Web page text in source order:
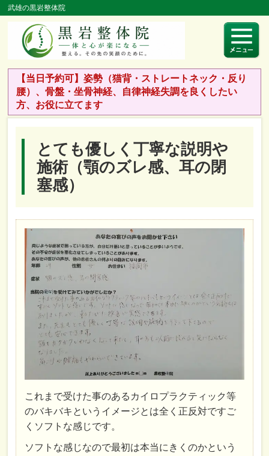
武雄の黒岩整体院
【当日予約可】姿勢（猫背・ストレートネック・反り
腰）、骨盤・坐骨神経、自律神経失調を良くしたい
方、お役に立てます
とても優しく丁寧な説明や
施術（顎のズレ感、耳の閉
塞感）
これまで受けた事のあるカイロプラクティック等
のバキバキというイメージとは全く正反対ですご
くソフトな感じです。
ソフトな感じなので最初は本当にきくのかという